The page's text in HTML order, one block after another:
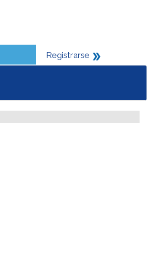
Registrarse